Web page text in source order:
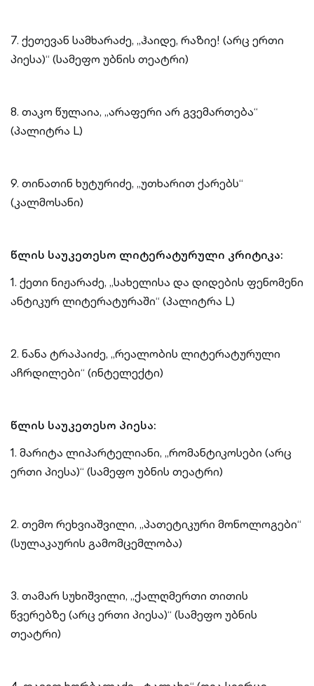
7. ქეთევან სამხარაძე, „ჰაიდე, რაზიე! (არც ერთი
პიესა)“ (სამეფო უბნის თეატრი)
8. თაკო წულაია, „არაფერი არ გვემართება“
(პალიტრა L)
9. თინათინ ხუტურიძე, „უთხარით ქარებს“
(კალმოსანი)
წლის საუკეთესო ლიტერატურული კრიტიკა:
1. ქეთი ნიჟარაძე, „სახელისა და დიდების ფენომენი
ანტიკურ ლიტერატურაში“ (პალიტრა L)
2. ნანა ტრაპაიძე, „რეალობის ლიტერატურული
აჩრდილები“ (ინტელექტი)
წლის საუკეთესო პიესა:
1. მარიტა ლიპარტელიანი, „რომანტიკოსები (არც
ერთი პიესა)“ (სამეფო უბნის თეატრი)
2. თემო რეხვიაშვილი, „პათეტიკური მონოლოგები“
(სულაკაურის გამომცემლობა)
3. თამარ სუხიშვილი, „ქალღმერთი თითის
წვერებზე (არც ერთი პიესა)“ (სამეფო უბნის
თეატრი)